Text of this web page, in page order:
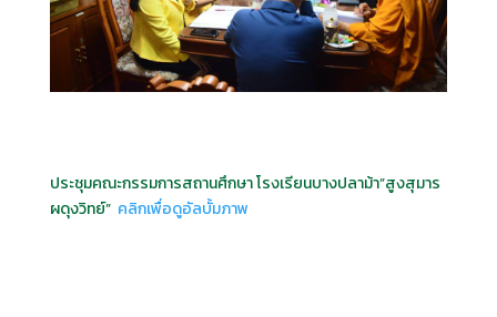
ประชุมคณะกรรมการสถานศึกษา โรงเรียนบางปลาม้า”สูงสุมาร
ผดุงวิทย์” คลิกเพื่อดูอัลบั้มภาพ